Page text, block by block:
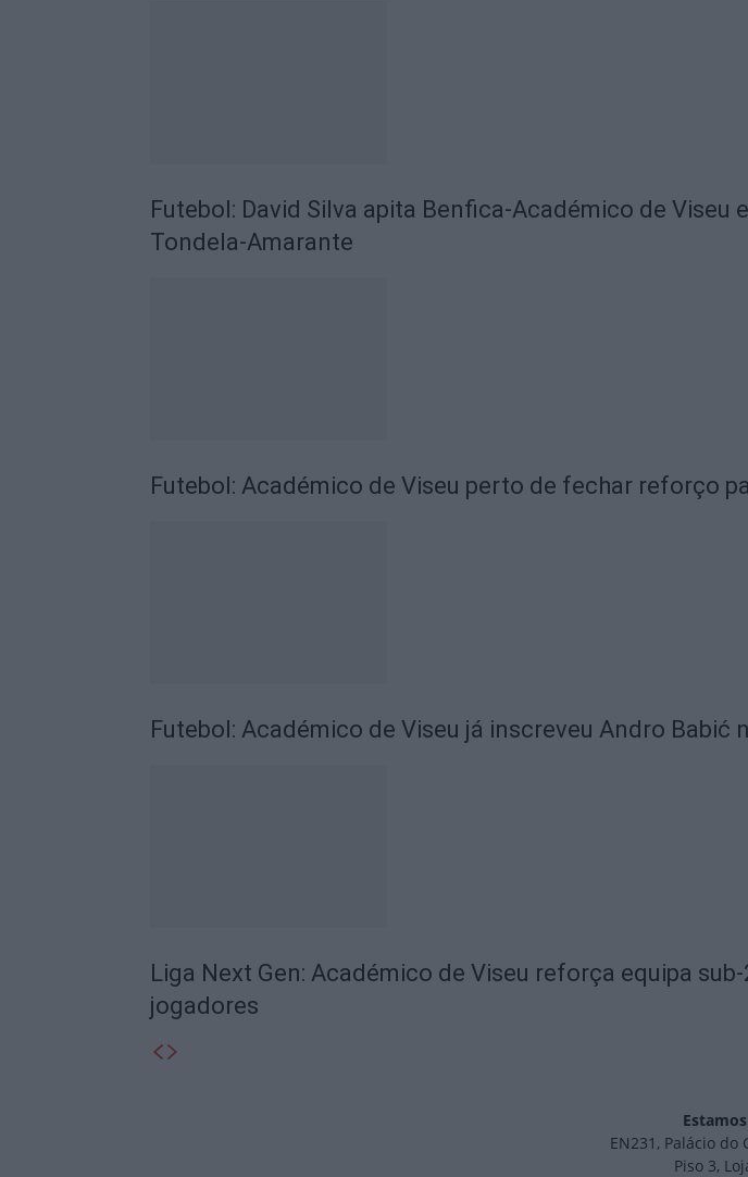
Futebol: David Silva apita Benfica-Académico de Viseu
Tondela-Amarante
Futebol: Académico de Viseu perto de fechar reforço
Futebol: Académico de Viseu já inscreveu Andro Babić
Liga Next Gen: Académico de Viseu reforça equipa
jogadores
EN231, Palácio do
Piso 3,